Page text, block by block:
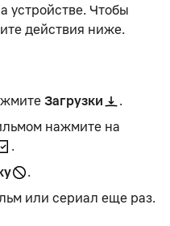
устройстве. Чтобы
действия ниже.
Загрузки
.
нажмите на
.
.
или сериал еще раз.